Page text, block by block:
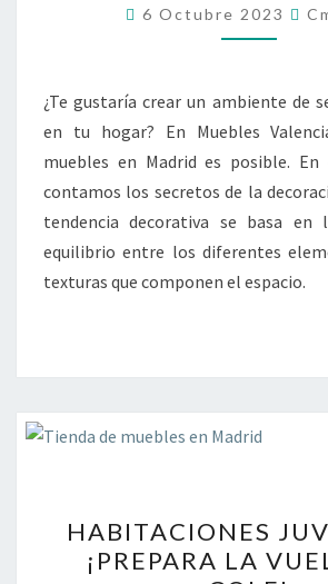
EN
OASIS
DE
6 Octubre 2023
¿Te gustaría crear un ambiente de
en tu hogar? En Muebles
muebles en Madrid es posible.
contamos los secretos de la
tendencia decorativa se basa
equilibrio entre los diferentes
texturas que componen el espacio.
HABITACIONES
¡PREPARA LA